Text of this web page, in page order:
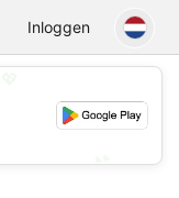
Inloggen